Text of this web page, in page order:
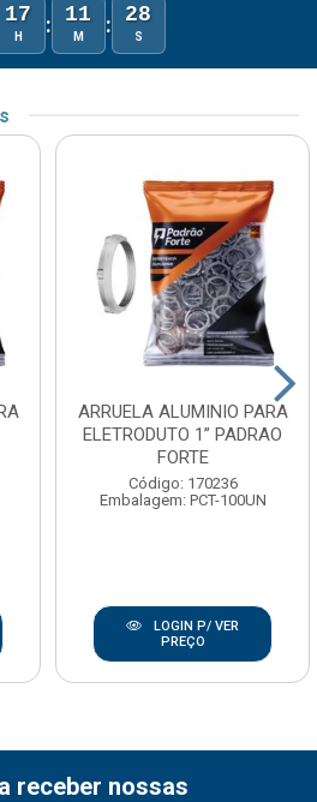
17
H : 11
M : 28
S
ARRUELA ALUMINIO PARA
ELETRODUTO 1” PADRAO
FORTE
Código: 170236
Embalagem: PCT-100UN
LOGIN P/ VER
PREÇO
receber nossas